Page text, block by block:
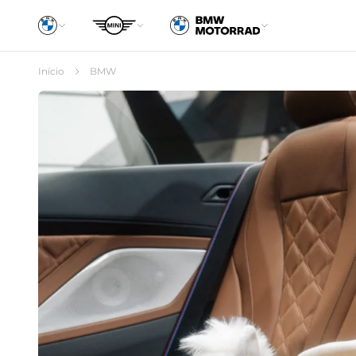
Início BMW